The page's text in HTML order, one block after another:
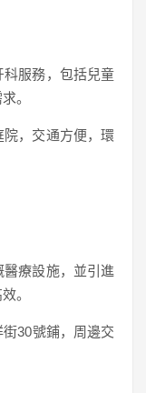
服務，包括兒童
。
，交通方便，環
療設施，並引進
。
30號鋪，周邊交